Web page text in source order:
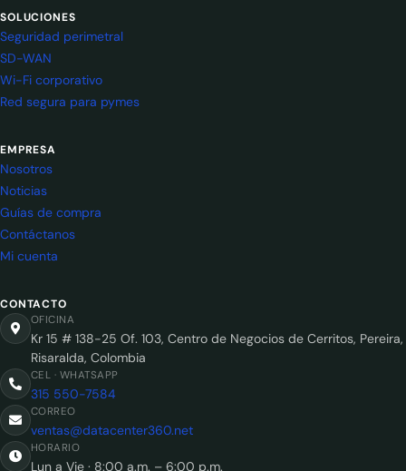
SOLUCIONES
Seguridad perimetral
SD-WAN
Wi-Fi corporativo
Red segura para pymes
EMPRESA
Nosotros
Noticias
Guías de compra
Contáctanos
Mi cuenta
CONTACTO
OFICINA
Kr 15 # 138-25 Of. 103, Centro de Negocios de Cerritos, Pereira,
Risaralda, Colombia
CEL · WHATSAPP
315 550-7584
CORREO
ventas@datacenter360.net
HORARIO
Lun a Vie · 8:00 a.m. – 6:00 p.m.